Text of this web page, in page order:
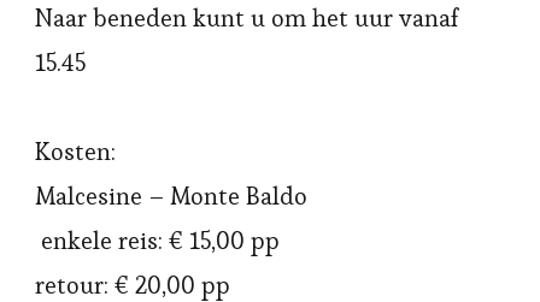
Naar beneden kunt u om het uur vanaf
15.45
Kosten:
Malcesine – Monte Baldo
enkele reis: € 15,00 pp
retour: € 20,00 pp